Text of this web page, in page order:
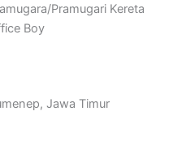
Pramugari Kereta
Boy
Jawa Timur